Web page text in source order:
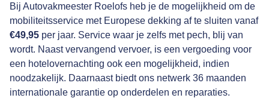
Bij Autovakmeester Roelofs heb je de mogelijkheid om de
mobiliteitsservice met Europese dekking af te sluiten vanaf
€49,95 per jaar. Service waar je zelfs met pech, blij van
wordt. Naast vervangend vervoer, is een vergoeding voor
een hotelovernachting ook een mogelijkheid, indien
noodzakelijk. Daarnaast biedt ons netwerk 36 maanden
internationale garantie op onderdelen en reparaties.